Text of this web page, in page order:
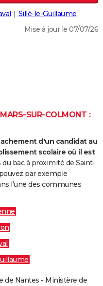
Sillé-le-Guillaume
Mise à jour le 07/07/26
SUR-COLMONT :
d'un candidat au
scolaire où il est
bac à proximité de Saint-
par exemple
l'une des communes
de Nantes - Ministère de